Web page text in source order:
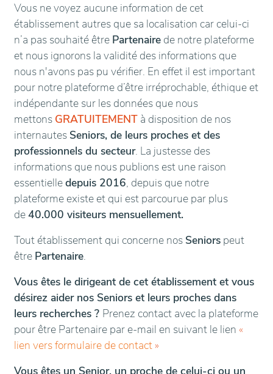
Vous ne voyez aucune information de cet
établissement autres que sa localisation car celui-ci
n’a pas souhaité être Partenaire de notre plateforme
et nous ignorons la validité des informations que
nous n'avons pas pu vérifier. En effet il est important
pour notre plateforme d’être irréprochable, éthique et
indépendante sur les données que nous
mettons GRATUITEMENT à disposition de nos
internautes Seniors, de leurs proches et des
professionnels du secteur. La justesse des
informations que nous publions est une raison
essentielledepuis 2016, depuis que notre
plateforme existe et qui est parcourue par plus
de40.000 visiteurs mensuellement.
Tout établissement qui concerne nos Seniors peut
être Partenaire.
Vous êtes le dirigeant de cet établissement et vous
désirez aider nos Seniors et leurs proches dans
leurs recherches ? Prenez contact avec la plateforme
pour être Partenaire par e-mail en suivant le lien «
lien vers formulaire de contact »
Vous êtes un Senior, un proche de celui-ci ou un